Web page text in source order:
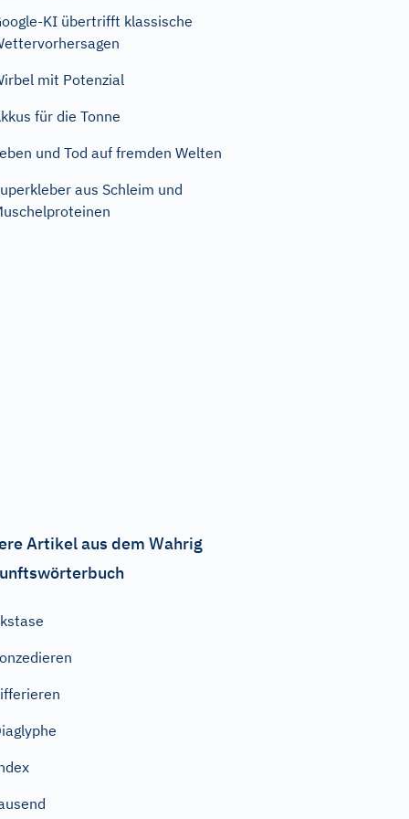
KI übertrifft klassische
mit Potenzial
für die Tonne
und Tod auf fremden Welten
aus Schleim und
Artikel aus dem Wahrig